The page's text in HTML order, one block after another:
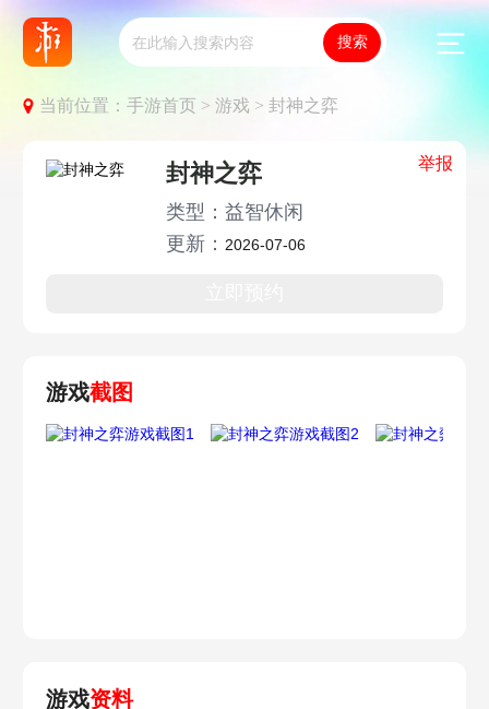
当前位置：手游首页 >游戏 >封神之弈
举报
封神之弈
类型：益智休闲
更新：2026-07-06
游戏截图
游戏资料